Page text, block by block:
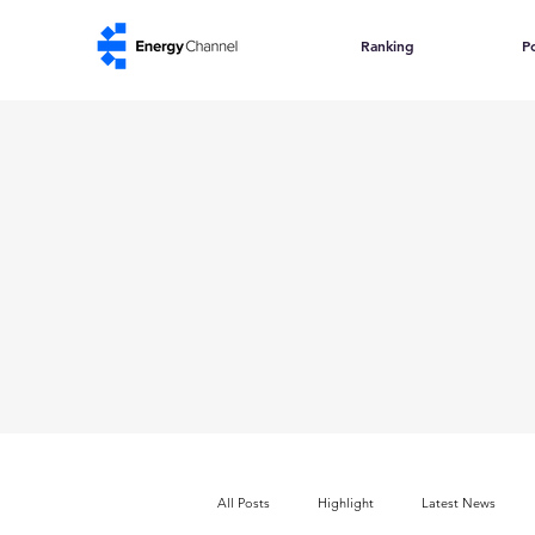
Ranking
All Posts Highlight Latest News